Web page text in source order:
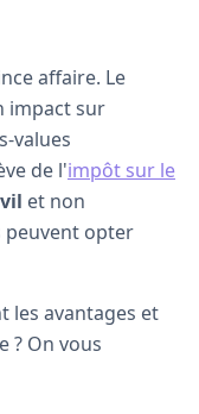
affaire. Le
impact sur
values
de l'impôt sur le
et non
peuvent opter
les avantages et
? On vous